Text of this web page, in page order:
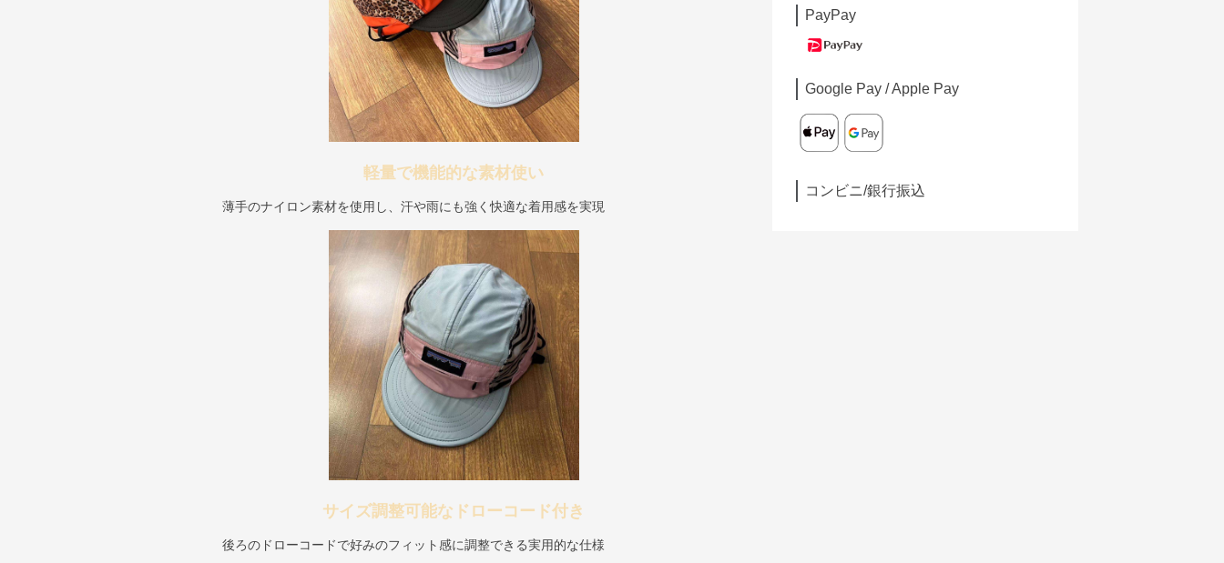
軽量で機能的な素材使い
薄手のナイロン素材を使用し、汗や雨にも強く快適な着用感を実現
サイズ調整可能なドローコード付き
後ろのドローコードで好みのフィット感に調整できる実用的な仕様
PayPay
Google Pay / Apple Pay
コンビニ/銀行振込